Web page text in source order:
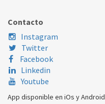
Contacto
Instagram
Twitter
Facebook
Linkedin
Youtube
App disponible en iOs y Android